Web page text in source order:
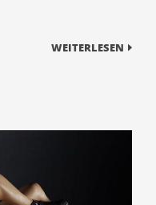
WEITERLESEN